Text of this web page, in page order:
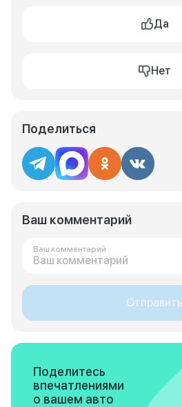
Да
Нет
Поделиться
Ваш комментарий
Ваш комментарий
Отправить
Поделитесь
впечатлениями
о вашем авто